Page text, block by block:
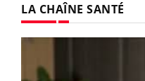
LA CHAÎNE SANTÉ